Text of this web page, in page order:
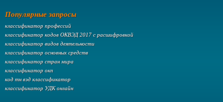
Популярные запросы
классификатор профессий
классификатор кодов ОКВЭД 2017 с расшифровкой
классификатор видов деятельности
классификатор основных средств
классификатор стран мира
классификатор окп
код тн вэд классификатор
классификатор УДК онлайн